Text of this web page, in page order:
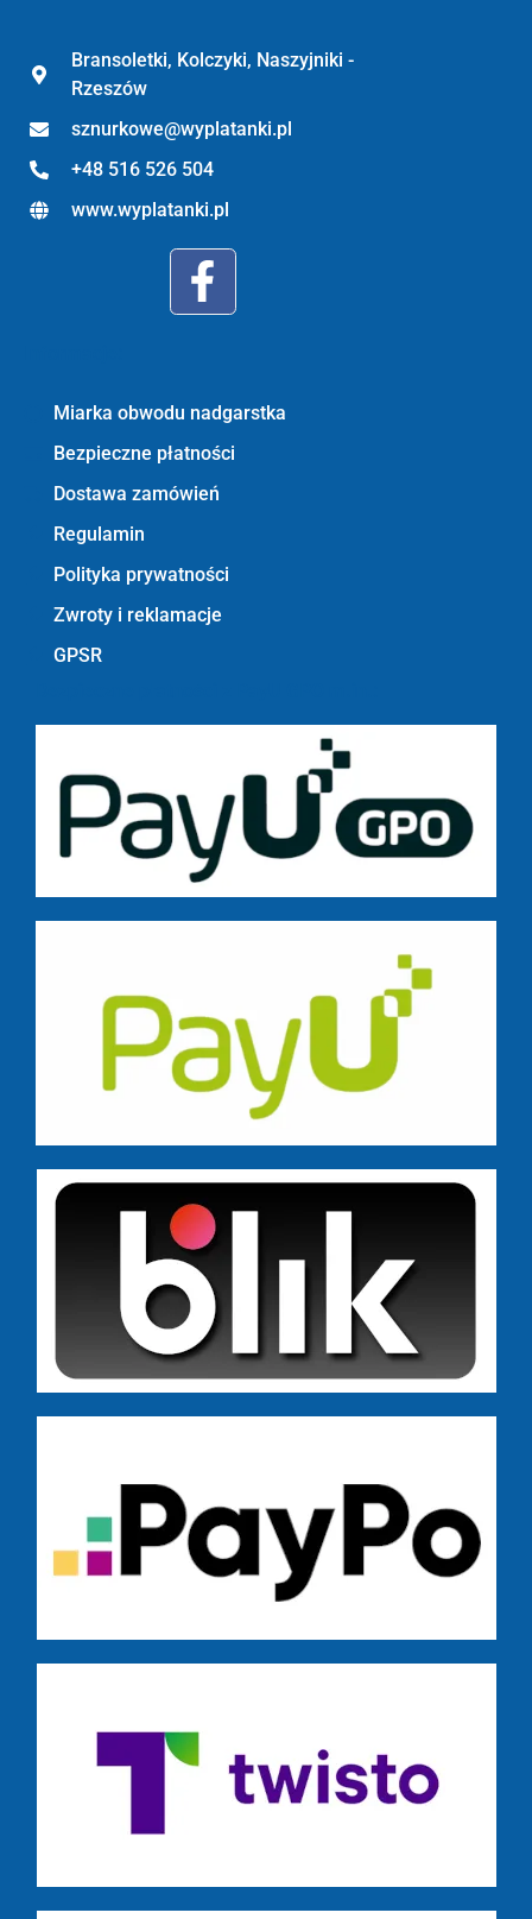
Bransoletki, Kolczyki, Naszyjniki -
Rzeszów
sznurkowe@wyplatanki.pl
+48 516 526 504
www.wyplatanki.pl
Miarka obwodu nadgarstka
Bezpieczne płatności
Dostawa zamówień
Regulamin
Polityka prywatności
Zwroty i reklamacje
GPSR